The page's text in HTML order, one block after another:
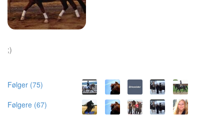
;)
Følger (75)
Følgere (67)